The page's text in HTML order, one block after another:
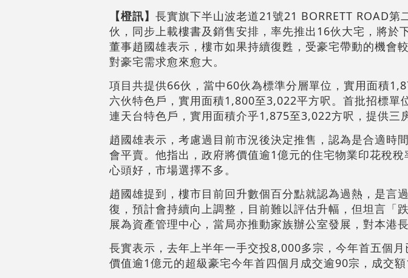
【橙訊】 長實旗下半山波老道21號21 BORRETT ROAD
伙，同步上載樓書及銷售安排，率先推出16伙大宅，將於
董事趙國雄表示，樓市如果持續復甦，受豪宅帶動的機會
對豪宅需求愈來愈大。
項目共提供66伙，當中60伙為標準分層單位，實用面積
六伙特色戶，實用面積1,800至3,022平方呎。首批招標單
連天台特色戶，實用面積介乎1,875至3,022方呎，提供三
趙國雄表示，考慮過目前市況後決定推售，認為是合適時
會平賣。他指出，政府將價值逾1億元的住宅物業印花稅
心頭好，市場選擇不多。
趙國雄提到，樓市目前回升數個百分點就認為過熱，是言
復，預計會持續向上調整，目前難以評估升幅，但坦言「
展為資產管理中心，當局亦推動家族辦公室發展，對本港
長實表示，去年上半年一手交投8,000多宗，今年首五個
價值逾1億元的超級豪宅今年首四個月成交逾90宗，成交額